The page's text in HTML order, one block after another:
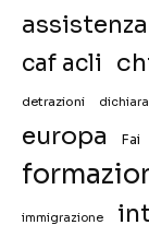
assistenza
caf acli
detrazioni
europa Fai
immigrazione